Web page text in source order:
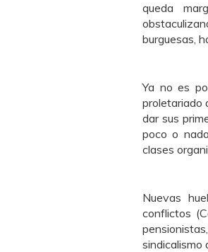
queda
burguesas,
Ya no es
proletariado
dar sus
poco o
clases
Nuevas
conflictos (
sindicalismo